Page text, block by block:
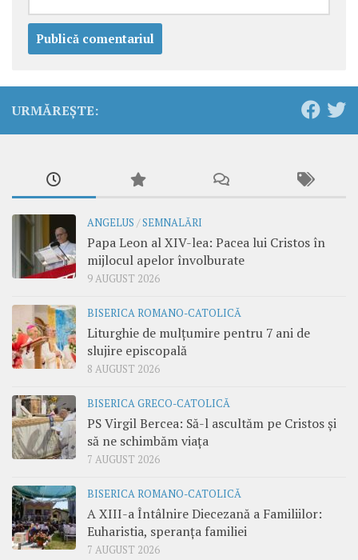
URMĂREȘTE:
ANGELUS /SEMNALĂRI
Papa Leon al XIV-lea: Pacea lui Cristos în
mijlocul apelor învolburate
9 AUGUST 2026
BISERICA ROMANO-CATOLICĂ
Liturghie de mulțumire pentru 7 ani de
slujire episcopală
8 AUGUST 2026
BISERICA GRECO-CATOLICĂ
PS Virgil Bercea: Să-l ascultăm pe Cristos și
să ne schimbăm viața
7 AUGUST 2026
BISERICA ROMANO-CATOLICĂ
A XIII-a Întâlnire Diecezană a Familiilor:
Euharistia, speranța familiei
7 AUGUST 2026